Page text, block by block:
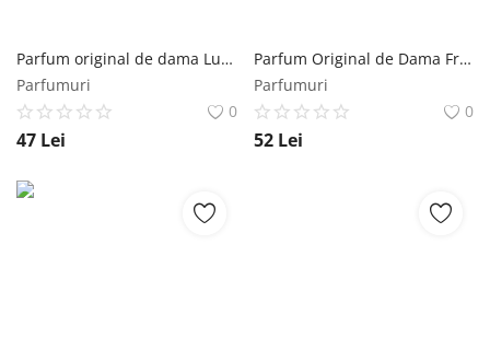
Parfum original de dama Lucky Emperatriz EDP 30ml Florgarden
Parfumuri
0
47 Lei
Parfum Original de Dama Free Lady Cascada Floregarden, 50 ml Florgarden
Parfumuri
0
52 Lei